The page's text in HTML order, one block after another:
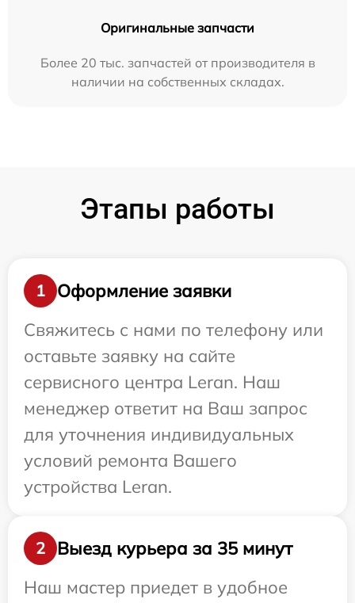
Оригинальные запчасти
Более 20 тыс. запчастей от производителя в
наличии на собственных складах.
Этапы работы
1
Оформление заявки
Свяжитесь с нами по телефону или
оставьте заявку на сайте
сервисного центра Leran. Наш
менеджер ответит на Ваш запрос
для уточнения индивидуальных
условий ремонта Вашего
устройства Leran.
2
Выезд курьера за 35 минут
Наш мастер приедет в удобное